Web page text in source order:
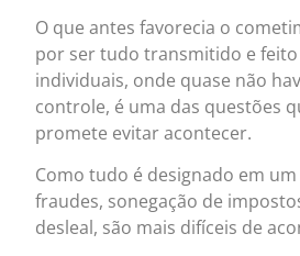
O que antes favorecia o
por ser tudo transmitido e
individuais, onde quase não
controle, é uma das questões
promete evitar acontecer.
Como tudo é designado em
fraudes, sonegação de
desleal, são mais difíceis de